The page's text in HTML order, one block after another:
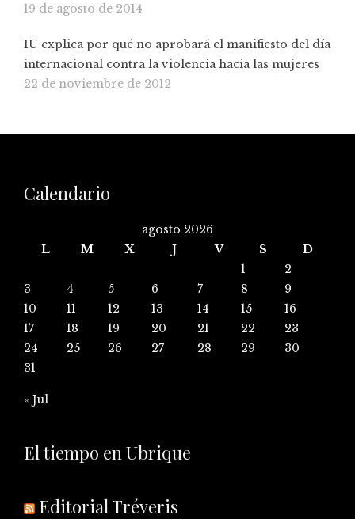
19 de agosto de 2014
IU explica por qué no aprobará el manifiesto del día
internacional contra la violencia hacia las mujeres
22 de noviembre de 2012
Calendario
agosto 2026
L
M X J V S
D
1
2
3
4 5 6 7 8
9
10
11 12 13 14 15
16
17
18 19 20 21 22
23
24
25 26 27 28 29
30
31
« Jul
El tiempo en Ubrique
Editorial Tréveris